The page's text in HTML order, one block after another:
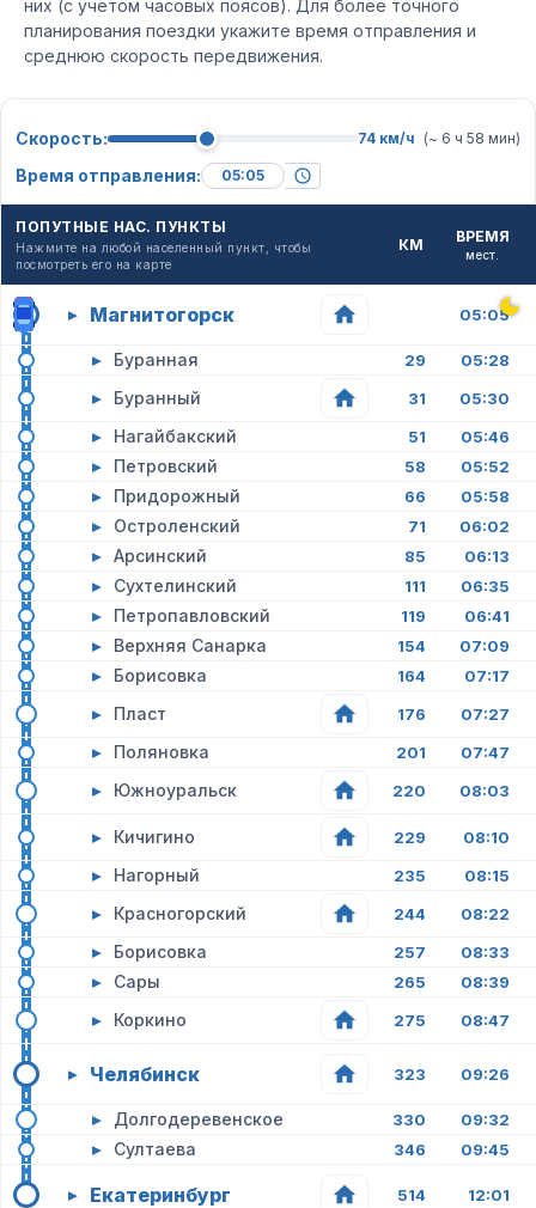
них (с учетом часовых поясов). Для более точного
планирования поездки укажите время отправления и
среднюю скорость передвижения.
Скорость: 74 км/ч (~ 6 ч 58 мин)
Время отправления:
ПОПУТНЫЕ НАС. ПУНКТЫ
Нажмите на любой населенный пункт, чтобы
посмотреть его на карте
КМ ВРЕМЯ
мест.
▸ Магнитогорск 05:05
▸ Буранная 29 05:28
▸ Буранный 31 05:30
▸ Нагайбакский 51 05:46
▸ Петровский 58 05:52
▸ Придорожный 66 05:58
▸ Остроленский 71 06:02
▸ Арсинский 85 06:13
▸ Сухтелинский 111 06:35
▸ Петропавловский 119 06:41
▸ Верхняя Санарка 154 07:09
▸ Борисовка 164 07:17
▸ Пласт 176 07:27
▸ Поляновка 201 07:47
▸ Южноуральск 220 08:03
▸ Кичигино 229 08:10
▸ Нагорный 235 08:15
▸ Красногорский 244 08:22
▸ Борисовка 257 08:33
▸ Сары 265 08:39
▸ Коркино 275 08:47
▸ Челябинск 323 09:26
▸ Долгодеревенское 330 09:32
▸ Султаева 346 09:45
▸ Екатеринбург 514 12:01